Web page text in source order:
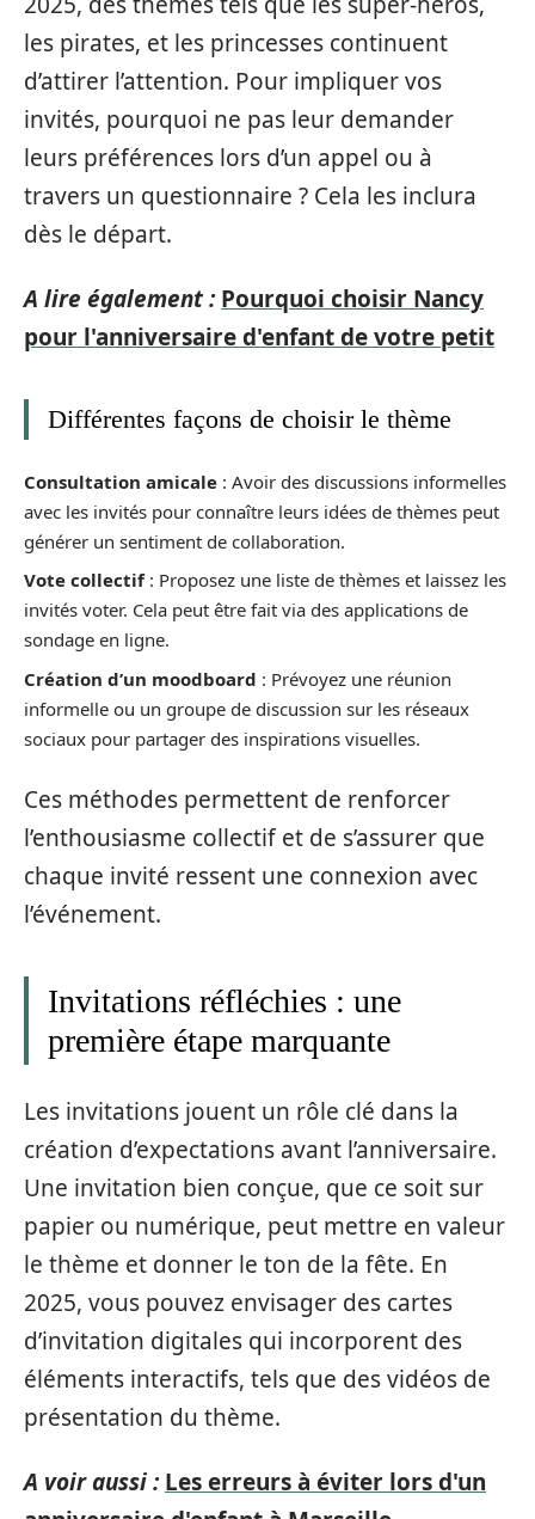
les pirates, et les princesses continuent
d’attirer l’attention. Pour impliquer vos
invités, pourquoi ne pas leur demander
leurs préférences lors d’un appel ou à
travers un questionnaire ? Cela les inclura
dès le départ.
A lire également : Pourquoi choisir Nancy
pour l'anniversaire d'enfant de votre petit
Différentes façons de choisir le thème
Consultation amicale : Avoir des discussions informelles
avec les invités pour connaître leurs idées de thèmes peut
générer un sentiment de collaboration.
Vote collectif: Proposez une liste de thèmes et laissez les
invités voter. Cela peut être fait via des applications de
sondage en ligne.
Création d’un moodboard : Prévoyez une réunion
informelle ou un groupe de discussion sur les réseaux
sociaux pour partager des inspirations visuelles.
Ces méthodes permettent de renforcer
l’enthousiasme collectif et de s’assurer que
chaque invité ressent une connexion avec
l’événement.
Invitations réfléchies : une
première étape marquante
Les invitations jouent un rôle clé dans la
création d’expectations avant l’anniversaire.
Une invitation bien conçue, que ce soit sur
papier ou numérique, peut mettre en valeur
le thème et donner le ton de la fête. En
2025, vous pouvez envisager des cartes
d’invitation digitales qui incorporent des
éléments interactifs, tels que des vidéos de
présentation du thème.
A voir aussi : Les erreurs à éviter lors d'un